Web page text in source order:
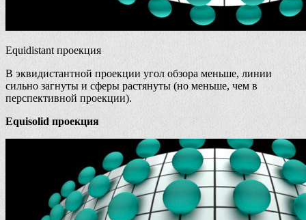
Equidistant проекция
В эквидистантной проекции угол обзора меньше, линии
сильно загнуты и сферы растянуты (но меньше, чем в
перспективной проекции).
Equisolid проекция